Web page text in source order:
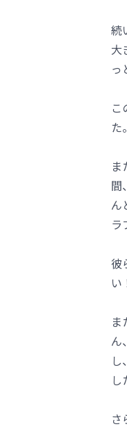
続
大
っ
こ
た。
間
ん
ラ
彼
い
ん
し
さ